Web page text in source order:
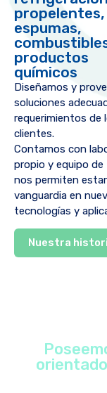
propelentes,
espumas,
productos
químicos
Diseñamos y
soluciones
requerimientos de
clientes.
Contamos con
propio y equipo de
nos permiten
vanguardia en
tecnologías y
Nuestra